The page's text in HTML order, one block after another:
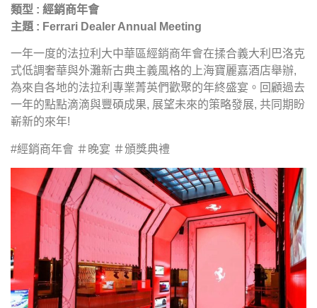
類型 : 經銷商年會
主題 : Ferrari Dealer Annual Meeting
一年一度的法拉利大中華區經銷商年會在揉合義大利巴洛克
式低調奢華與外灘新古典主義風格的上海寶麗嘉酒店舉辦,
為來自各地的法拉利專業菁英們歡聚的年終盛宴。回顧過去
一年的點點滴滴與豐碩成果, 展望未來的策略發展, 共同期盼
嶄新的來年!
#經銷商年會 ＃晚宴 ＃頒獎典禮